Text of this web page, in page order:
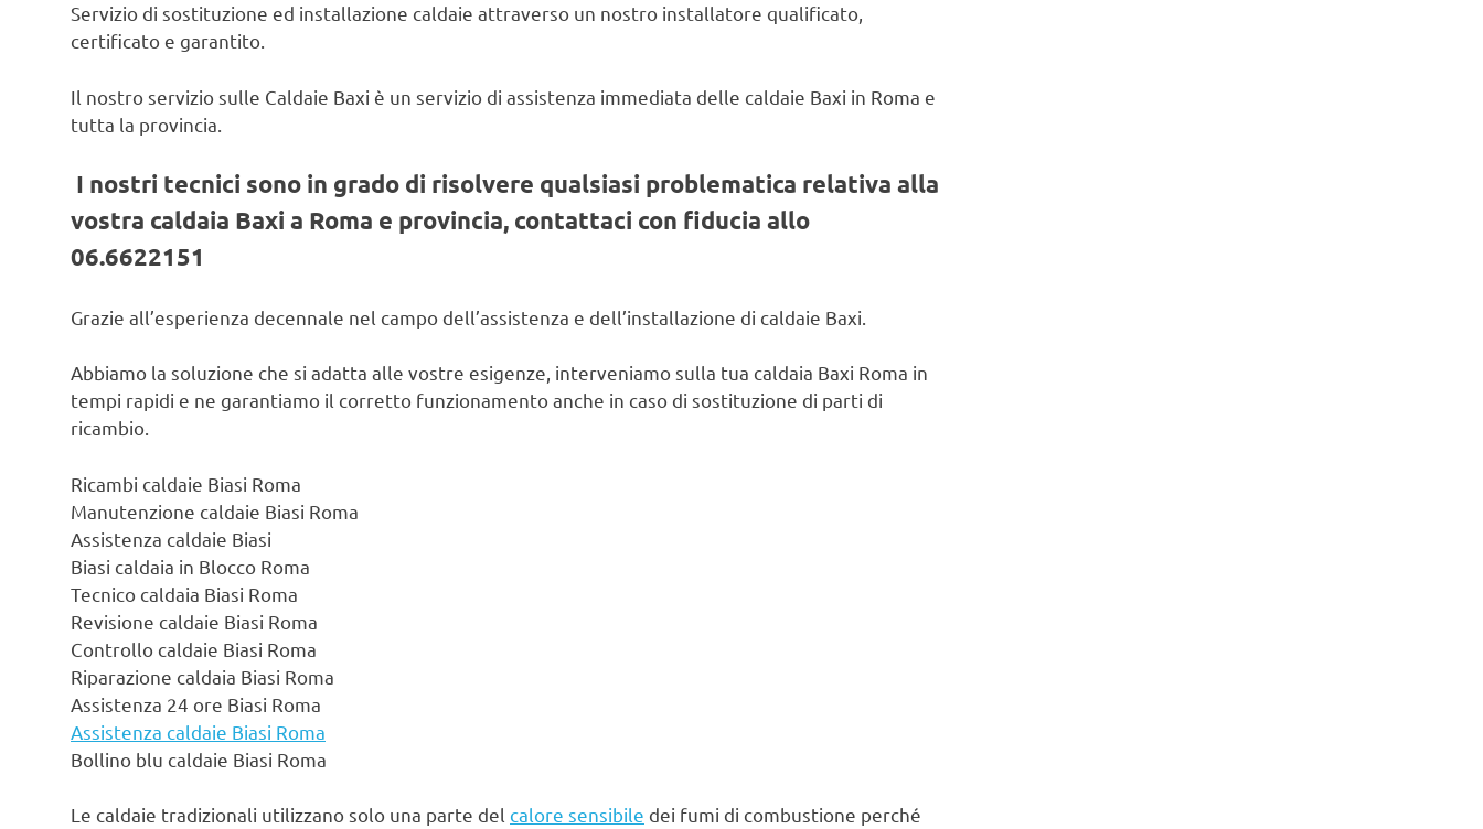
Servizio di sostituzione ed installazione caldaie attraverso un nostro installatore qualificato,
certificato e garantito.
Il nostro servizio sulle Caldaie Baxi è un servizio di assistenza immediata delle caldaie Baxi in Roma e
tutta la provincia.
I nostri tecnici sono in grado di risolvere qualsiasi problematica relativa alla
vostra caldaia Baxi a Roma e provincia, contattaci con fiducia allo
06.6622151
Grazie all’esperienza decennale nel campo dell’assistenza e dell’installazione di caldaie Baxi.
Abbiamo la soluzione che si adatta alle vostre esigenze, interveniamo sulla tua caldaia Baxi Roma in
tempi rapidi e ne garantiamo il corretto funzionamento anche in caso di sostituzione di parti di
ricambio.
Ricambi caldaie Biasi Roma
Manutenzione caldaie Biasi Roma
Assistenza caldaie Biasi
Biasi caldaia in Blocco Roma
Tecnico caldaia Biasi Roma
Revisione caldaie Biasi Roma
Controllo caldaie Biasi Roma
Riparazione caldaia Biasi Roma
Assistenza 24 ore Biasi Roma
Assistenza caldaie Biasi Roma
Bollino blu caldaie Biasi Roma
Le caldaie tradizionali utilizzano solo una parte del calore sensibile dei fumi di combustione perché